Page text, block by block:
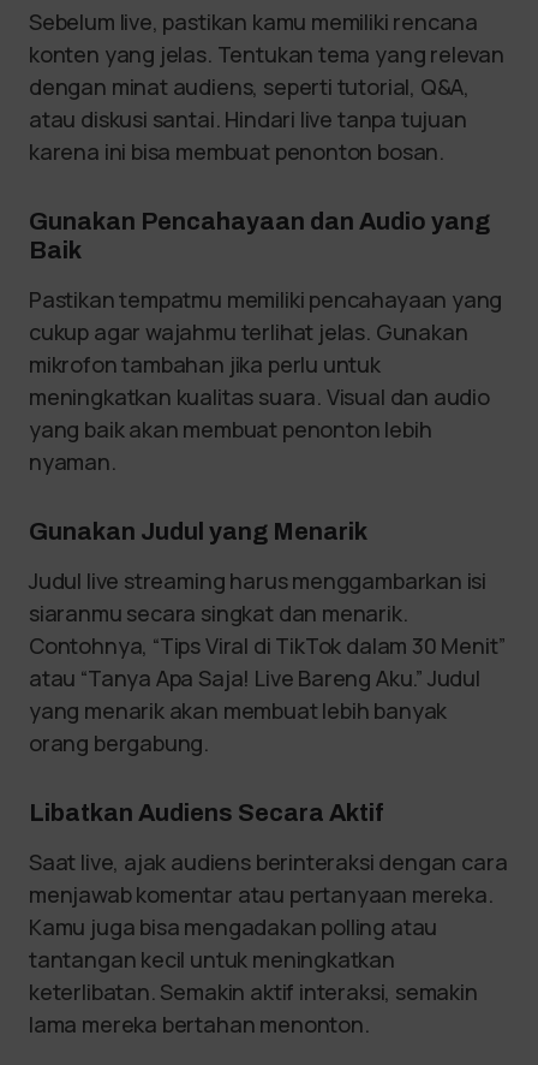
Sebelum live, pastikan kamu memiliki rencana
konten yang jelas. Tentukan tema yang relevan
dengan minat audiens, seperti tutorial, Q&A,
atau diskusi santai. Hindari live tanpa tujuan
karena ini bisa membuat penonton bosan.
Gunakan Pencahayaan dan Audio yang
Baik
Pastikan tempatmu memiliki pencahayaan yang
cukup agar wajahmu terlihat jelas. Gunakan
mikrofon tambahan jika perlu untuk
meningkatkan kualitas suara. Visual dan audio
yang baik akan membuat penonton lebih
nyaman.
Gunakan Judul yang Menarik
Judul live streaming harus menggambarkan isi
siaranmu secara singkat dan menarik.
Contohnya, “Tips Viral di TikTok dalam 30 Menit”
atau “Tanya Apa Saja! Live Bareng Aku.” Judul
yang menarik akan membuat lebih banyak
orang bergabung.
Libatkan Audiens Secara Aktif
Saat live, ajak audiens berinteraksi dengan cara
menjawab komentar atau pertanyaan mereka.
Kamu juga bisa mengadakan polling atau
tantangan kecil untuk meningkatkan
keterlibatan. Semakin aktif interaksi, semakin
lama mereka bertahan menonton.